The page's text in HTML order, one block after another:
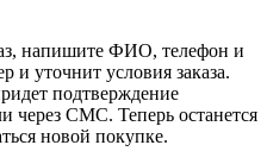
напишите ФИО, телефон и
и уточнит условия заказа.
подтверждение
через СМС. Теперь останется
новой покупке.